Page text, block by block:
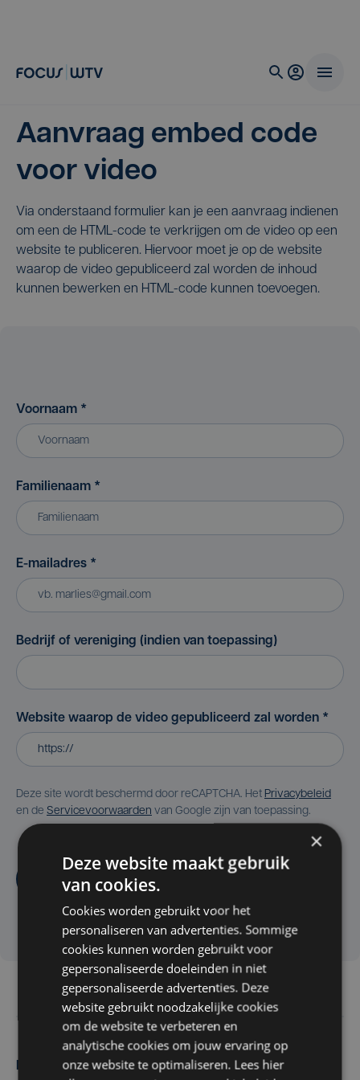
Aanvraag embed code
voor video
Via onderstaand formulier kan je een aanvraag indienen
om een de HTML-code te verkrijgen om de video op een
website te publiceren. Hiervoor moet je op de website
waarop de video gepubliceerd zal worden de inhoud
kunnen bewerken en HTML-code kunnen toevoegen.
Voornaam *
Familienaam *
E-mailadres *
Bedrijf of vereniging (indien van toepassing)
Website waarop de video gepubliceerd zal worden *
Deze site wordt beschermd door reCAPTCHA. Het Privacybeleid
en de Servicevoorwaarden van Google zijn van toepassing.
Aanvragen
Maak zelf het nieuws
×
Deze website maakt gebruik
van cookies.
Cookies worden gebruikt voor het
personaliseren van advertenties. Sommige
cookies kunnen worden gebruikt voor
gepersonaliseerde doeleinden in niet
gepersonaliseerde advertenties. Deze
website gebruikt noodzakelijke cookies
om de website te verbeteren en
analytische cookies om jouw ervaring op
onze website te optimaliseren. Lees hier